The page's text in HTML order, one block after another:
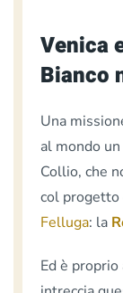
Venica
Bianco
Una
al mondo
Collio, che
col
Felluga: la
Ed è